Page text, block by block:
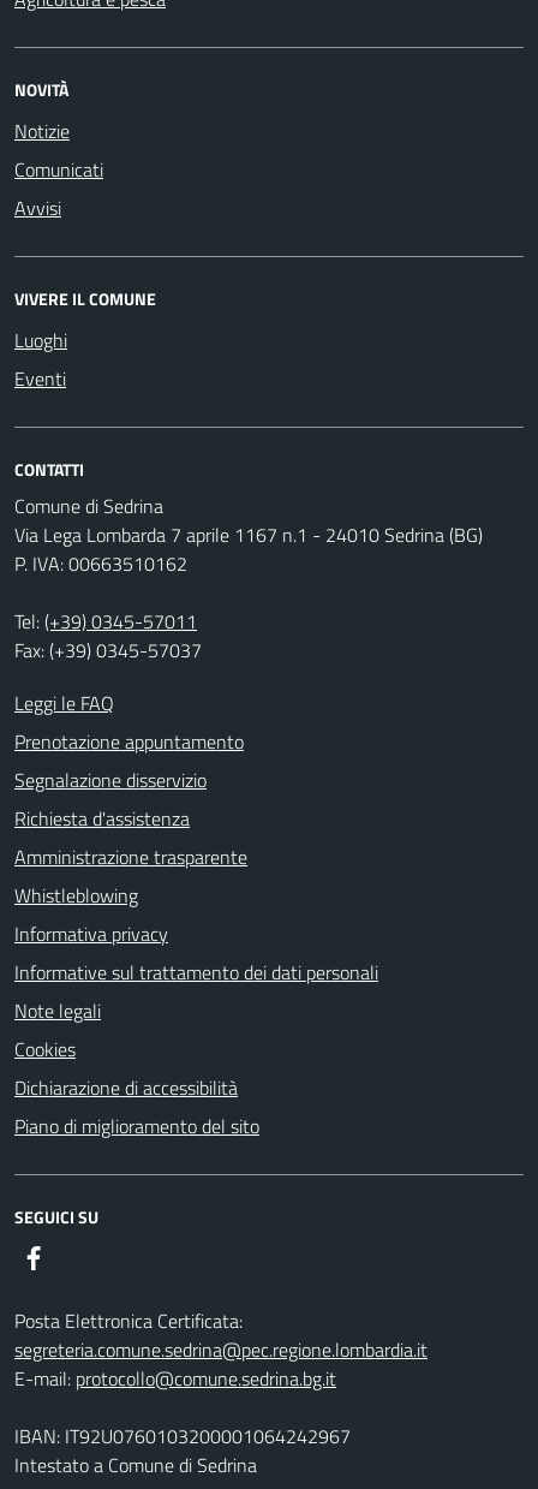
NOVITÀ
Notizie
Comunicati
Avvisi
VIVERE IL COMUNE
Luoghi
Eventi
CONTATTI
Comune di Sedrina
Via Lega Lombarda 7 aprile 1167 n.1 - 24010 Sedrina (BG)
P. IVA: 00663510162
Tel:(+39) 0345-57011
Fax: (+39) 0345-57037
Leggi le FAQ
Prenotazione appuntamento
Segnalazione disservizio
Richiesta d'assistenza
Amministrazione trasparente
Whistleblowing
Informativa privacy
Informative sul trattamento dei dati personali
Note legali
Cookies
Dichiarazione di accessibilità
Piano di miglioramento del sito
SEGUICI SU
Posta Elettronica Certificata:
segreteria.comune.sedrina@pec.regione.lombardia.it
E-mail: protocollo@comune.sedrina.bg.it
IBAN: IT92U0760103200001064242967
Intestato a Comune di Sedrina